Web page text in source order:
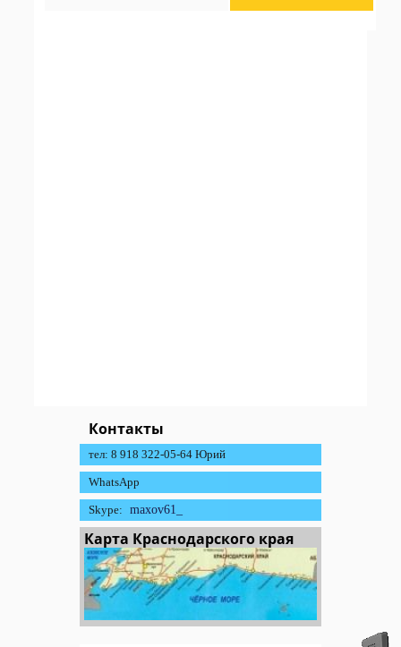
Контакты
тел: 8 918 322-05-64 Юрий
WhatsApp
Skype: maxov61_
Карта Краснодарского края